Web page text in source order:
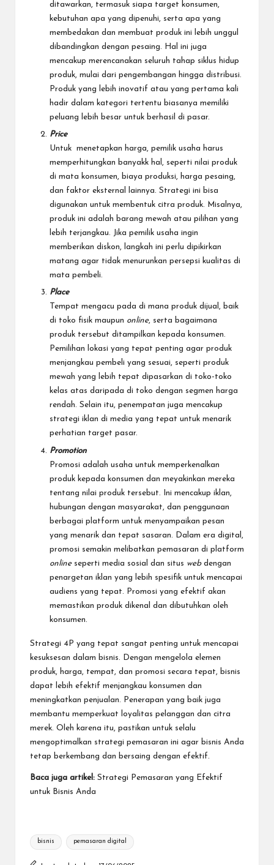
ditawarkan, termasuk siapa target konsumen,
kebutuhan apa yang dipenuhi, serta apa yang
membedakan dan membuat produk ini lebih unggul
dibandingkan dengan pesaing. Hal ini juga
mencakup merencanakan seluruh tahap siklus hidup
produk, mulai dari pengembangan hingga distribusi.
Produk yang lebih inovatif atau yang pertama kali
hadir dalam kategori tertentu biasanya memiliki
peluang lebih besar untuk berhasil di pasar.
Price
Untuk menetapkan harga, pemilik usaha harus
memperhitungkan banyakk hal, seperti nilai produk
di mata konsumen, biaya produksi, harga pesaing,
dan faktor eksternal lainnya. Strategi ini bisa
digunakan untuk membentuk citra produk. Misalnya,
produk ini adalah barang mewah atau pilihan yang
lebih terjangkau. Jika pemilik usaha ingin
memberikan diskon, langkah ini perlu dipikirkan
matang agar tidak menurunkan persepsi kualitas di
mata pembeli.
Place
Tempat mengacu pada di mana produk dijual, baik
di toko fisik maupun online, serta bagaimana
produk tersebut ditampilkan kepada konsumen.
Pemilihan lokasi yang tepat penting agar produk
menjangkau pembeli yang sesuai, seperti produk
mewah yang lebih tepat dipasarkan di toko-toko
kelas atas daripada di toko dengan segmen harga
rendah. Selain itu, penempatan juga mencakup
strategi iklan di media yang tepat untuk menarik
perhatian target pasar.
Promotion
Promosi adalah usaha untuk memperkenalkan
produk kepada konsumen dan meyakinkan mereka
tentang nilai produk tersebut. Ini mencakup iklan,
hubungan dengan masyarakat, dan penggunaan
berbagai platform untuk menyampaikan pesan
yang menarik dan tepat sasaran. Dalam era digital,
promosi semakin melibatkan pemasaran di platform
onlineseperti media sosial dan situs webdengan
penargetan iklan yang lebih spesifik untuk mencapai
audiens yang tepat. Promosi yang efektif akan
memastikan produk dikenal dan dibutuhkan oleh
konsumen.
Strategi 4P yang tepat sangat penting untuk mencapai
kesuksesan dalam bisnis. Dengan mengelola elemen
produk, harga, tempat, dan promosi secara tepat, bisnis
dapat lebih efektif menjangkau konsumen dan
meningkatkan penjualan. Penerapan yang baik juga
membantu memperkuat loyalitas pelanggan dan citra
merek. Oleh karena itu, pastikan untuk selalu
mengoptimalkan strategi pemasaran ini agar bisnis Anda
tetap berkembang dan bersaing dengan efektif.
Baca juga artikel: Strategi Pemasaran yang Efektif
untuk Bisnis Anda
Tags:
bisnis pemasaran digital